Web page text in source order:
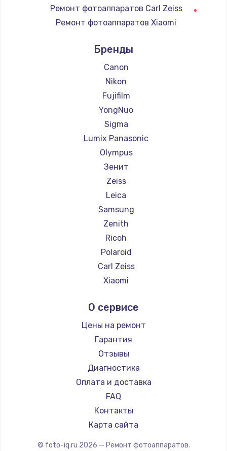
1300 руб.
Заказать
Замена сигнальной лампы
1200 руб.
Заказать
Замена системной платы
1500 руб.
Замена температурного датчика
2500 руб.
Замена электроконфорки
Заказать
Техобслуживание
900 руб.
Заказать
Установка / подключение / демонтаж
1300 руб.
Заказать
Ремонт фотоаппаратов Carl Zeiss
Ремонт фотоаппаратов Xiaomi
Ремонт фотоаппаратов Kodak
Ремонт фотоаппаратов Blackmagic
Бренды
Canon
Nikon
Fujifilm
YongNuo
Sigma
Lumix Panasonic
Olympus
Зенит
Zeiss
Leica
Samsung
Zenith
Ricoh
Polaroid
Carl Zeiss
Xiaomi
Kodak
Blackmagic
О сервисе
Цены на ремонт
Гарантия
Отзывы
Диагностика
Оплата и доставка
FAQ
Контакты
Карта сайта
© foto-iq.ru 2026 — Ремонт фотоаппаратов.